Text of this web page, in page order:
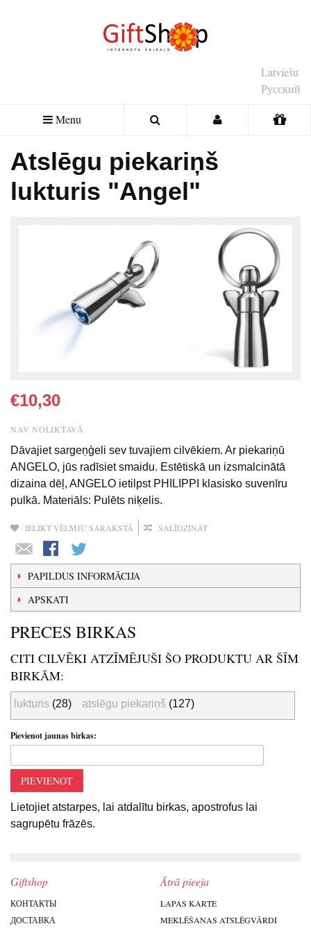
Latviešu
Русский
Menu
Atslēgu piekariņš
lukturis "Angel"
€10,30
NAV NOLIKTAVĀ
Dāvajiet sargeņģeli sev tuvajiem cilvēkiem. Ar piekariņū
ANGELO, jūs radīsiet smaidu. Estētiskā un izsmalcinātā
dizaina dēļ, ANGELO ietilpst PHILIPPI klasisko suvenīru
pulkā. Materiāls: Pulēts niķelis.
IELIKT VĒLMJU SARAKSTĀ SALĪDZINĀT
PAPILDUS INFORMĀCIJA
APSKATI
PRECES BIRKAS
CITI CILVĒKI ATZĪMĒJUŠI ŠO PRODUKTU AR ŠĪM
BIRKĀM:
lukturis (28) atslēgu piekariņš (127)
Pievienot jaunas birkas:
PIEVIENOT
Lietojiet atstarpes, lai atdalītu birkas, apostrofus lai
sagrupētu frāzēs.
Giftshop
КОНТАКТЫ
ДОСТАВКА
Ātrā pieeja
LAPAS KARTE
MEKLĒŠANAS ATSLĒGVĀRDI